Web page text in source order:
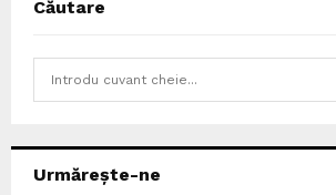
Căutare
h
Urmărește-ne